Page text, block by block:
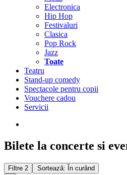
Electronica
Hip Hop
Festivaluri
Clasica
Pop Rock
Jazz
Toate
Teatru
Stand-up comedy
Spectacole pentru copii
Vouchere cadou
Servicii
Bilete la concerte si
Filtre 2
Sortează: În curând